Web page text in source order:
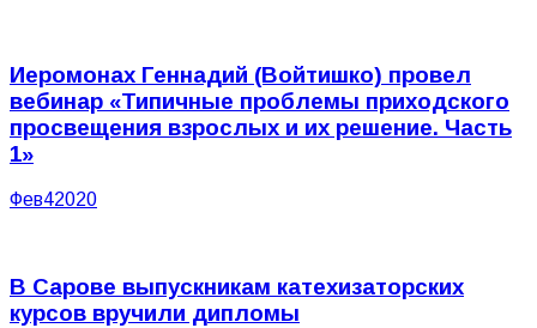
Иеромонах Геннадий (Войтишко) провел
вебинар «Типичные проблемы приходского
просвещения взрослых и их решение. Часть
1»
Фев42020
В Сарове выпускникам катехизаторских
курсов вручили дипломы